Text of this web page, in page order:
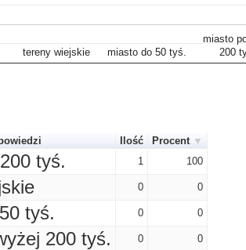
tereny wiejskie
tereny wiejskie miasto do 50 tyś.
miasto do 50 tyś. 200
200
miasto
miasto
Ilość
Procent
tyś. 1 100
0 0
tyś. 0 0
200 tyś. 0 0